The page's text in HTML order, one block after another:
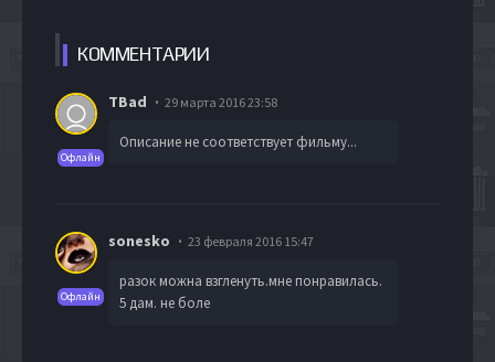
КОММЕНТАРИИ
Офлайн
TBad 29 марта 2016 23:58
Описание не соответствует фильму...
Офлайн
sonesko 23 февраля 2016 15:47
разок можна взгленуть.мне понравилась.
5 дам. не боле